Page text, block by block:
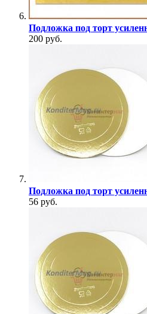
Подложка под торт
200 руб.
Подложка под торт
56 руб.